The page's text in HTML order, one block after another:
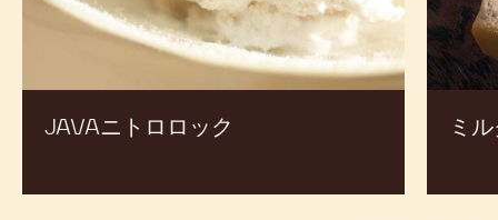
JAVAニトロロック ミ
ロ
ア